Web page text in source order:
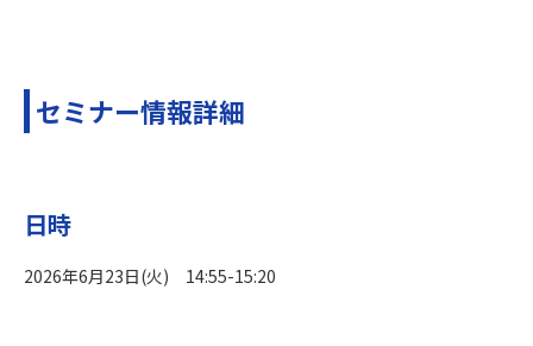
セミナー情報詳細
日時
2026年6月23日(火) 14:55-15:20